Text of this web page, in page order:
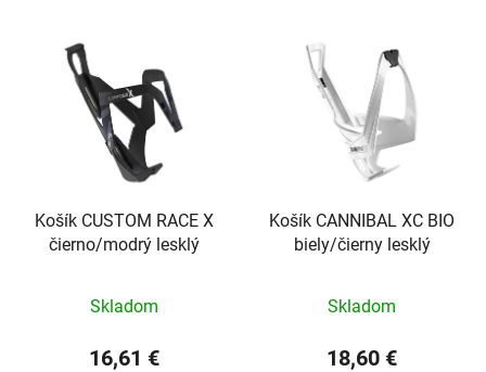
Košík CUSTOM RACE X
čierno/modrý lesklý
Skladom
16,61 €
Košík CANNIBAL XC BIO
biely/čierny lesklý
Skladom
18,60 €